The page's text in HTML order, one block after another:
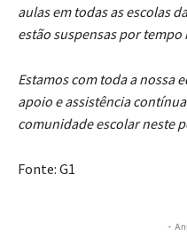
aulas em todas as escolas
estão suspensas por
Estamos com toda a nossa
apoio e assistência
comunidade escolar neste
Fonte: G1
-